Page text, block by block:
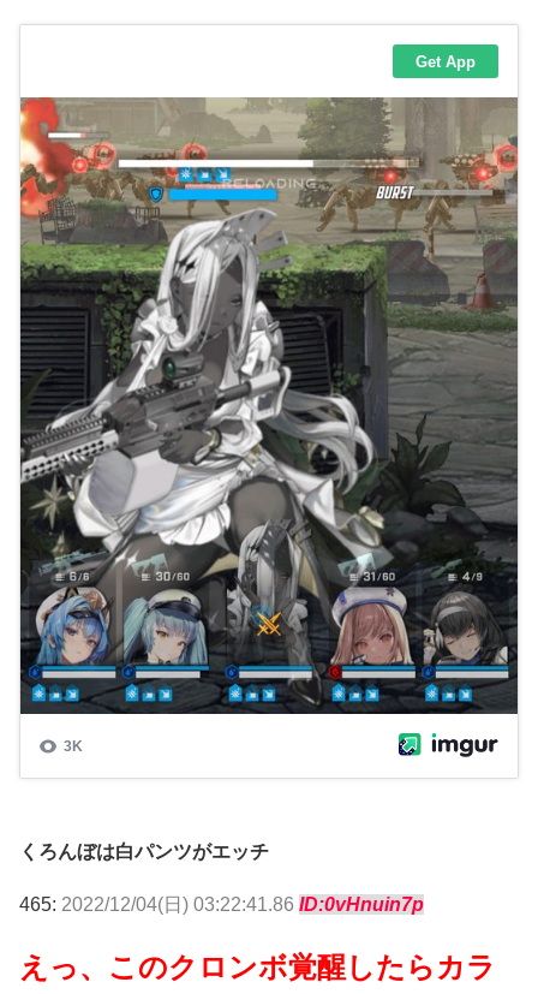
くろんぼは白パンツがエッチ
465: 2022/12/04(日) 03:22:41.86 ID:0vHnuin7p
えっ、このクロンボ覚醒したらカラ